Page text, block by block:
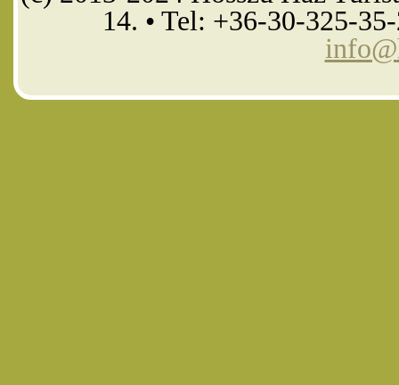
14. • Tel: +36-30-325-